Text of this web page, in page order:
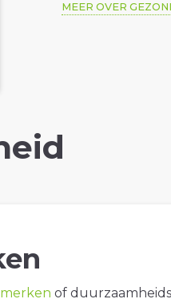
MEER OVER
of